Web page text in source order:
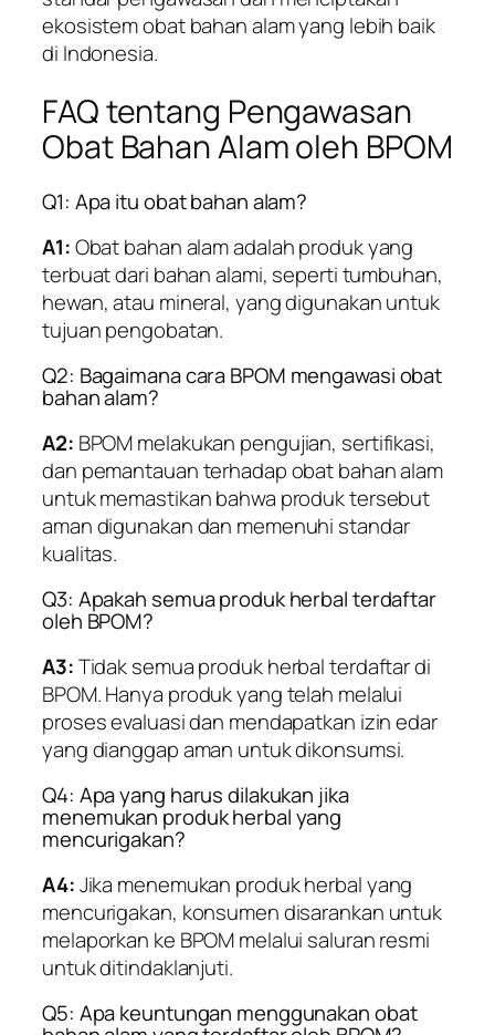
ekosistem obat bahan alam yang lebih baik
di Indonesia.
FAQ tentang Pengawasan
Obat Bahan Alam oleh BPOM
Q1: Apa itu obat bahan alam?
A1:Obat bahan alam adalah produk yang
terbuat dari bahan alami, seperti tumbuhan,
hewan, atau mineral, yang digunakan untuk
tujuan pengobatan.
Q2: Bagaimana cara BPOM mengawasi obat
bahan alam?
A2: BPOM melakukan pengujian, sertifikasi,
dan pemantauan terhadap obat bahan alam
untuk memastikan bahwa produk tersebut
aman digunakan dan memenuhi standar
kualitas.
Q3: Apakah semua produk herbal terdaftar
oleh BPOM?
A3:Tidak semua produk herbal terdaftar di
BPOM. Hanya produk yang telah melalui
proses evaluasi dan mendapatkan izin edar
yang dianggap aman untuk dikonsumsi.
Q4: Apa yang harus dilakukan jika
menemukan produk herbal yang
mencurigakan?
A4:Jika menemukan produk herbal yang
mencurigakan, konsumen disarankan untuk
melaporkan ke BPOM melalui saluran resmi
untuk ditindaklanjuti.
Q5: Apa keuntungan menggunakan obat